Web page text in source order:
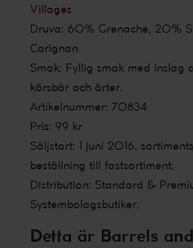
Villages
Druva: 60% Grenache, 20%
Carignan
Smak: Fyllig smak med inslag
körsbär och örter.
Artikelnummer: 70834
Pris: 99 kr
Säljstart: 1 juni 2016,
beställning till fastsortiment.
Distribution: Standard &
Systembolagsbutiker.
Detta är Barrels